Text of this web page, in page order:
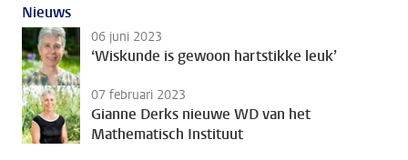
Nieuws
06 juni 2023
‘Wiskunde is gewoon hartstikke leuk’
07 februari 2023
Gianne Derks nieuwe WD van het
Mathematisch Instituut